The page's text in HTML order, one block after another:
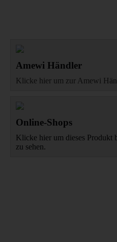
Amewi Händler
Klicke hier um zur Amewi
Online-Shops
Klicke hier um dieses Produkt
zu sehen.